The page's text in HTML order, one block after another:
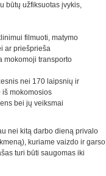
būtų užfiksuotas įvykis,
filmuoti, matymo
ar priešprieša
mokomoji transporto
nei 170 laipsnių ir
iš mokomosios
bei jų veiksmai
nei kitą darbo dieną privalo
kuriame vaizdo ir garso
turi būti saugomas iki